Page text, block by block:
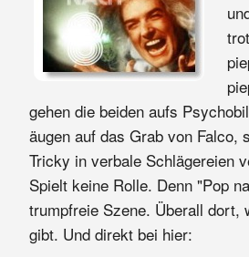
gehen die beiden aufs
äugen auf das Grab von Falco,
Tricky in verbale Schlägereien
Spielt keine Rolle. Denn "Pop
trumpfreie Szene. Überall dort,
gibt. Und direkt bei hier: